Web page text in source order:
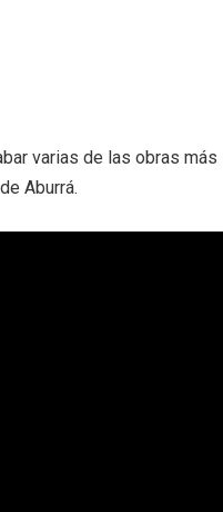
varias de las obras
Aburrá.